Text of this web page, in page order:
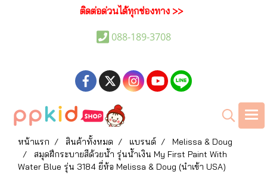
ติดต่อด่วนได้ทุกช่องทาง >>
088-189-3708
หน้าแรก สินค้าทั้งหมด แบรนด์
Melissa & Doug
สมุดฝึกระบายสีด้วยน้ำ รุ่นน้ำเงิน My First Paint With
Water Blue รุ่น 3184 ยี่ห้อ Melissa & Doug (นำเข้า USA)